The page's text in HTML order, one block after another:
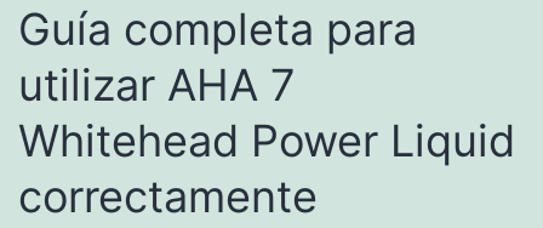
Guía completa para
utilizar AHA 7
Whitehead Power Liquid
correctamente